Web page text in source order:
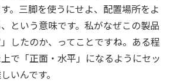
。三脚を使うにせよ、配置場所をよ
という意味です。私がなぜこの製品
したのか、ってことですね。ある程
で「正面・水平」になるようにセッ
いんです。